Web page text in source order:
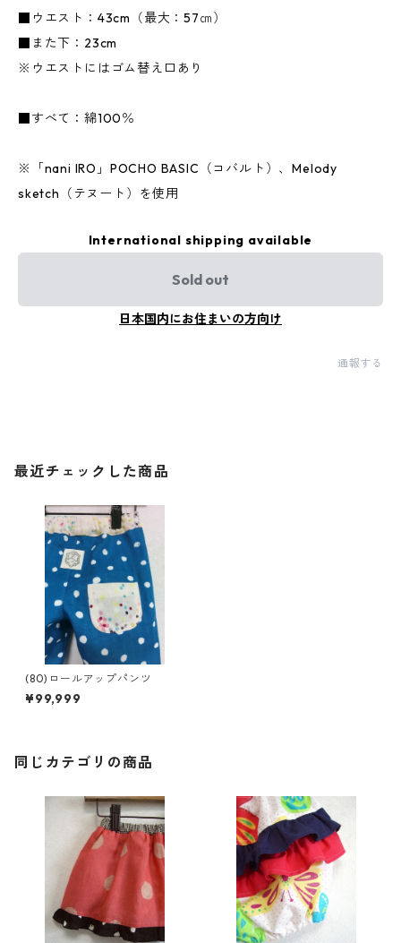
■ウエスト：43cm（最大：57㎝）
■また下：23cm
※ウエストにはゴム替え口あり
■すべて：綿100％
※「nani IRO」POCHO BASIC（コバルト）、Melody
sketch（テヌート）を使用
International shipping available
Sold out
日本国内にお住まいの方向け
通報する
最近チェックした商品
(80)ロールアップパンツ
¥99,999
同じカテゴリの商品